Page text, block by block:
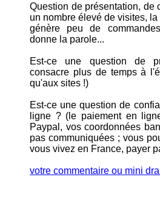
Question de présentation, de
un nombre élevé de visites, la
génère peu de
donne la parole...
Est-ce une question de
consacre plus de temps à
qu'aux sites !)
Est-ce une question de
ligne ? (le paiement en
Paypal, vos coordonnées
pas communiquées ; vous
vous vivez en France, payer
votre commentaire ou mini